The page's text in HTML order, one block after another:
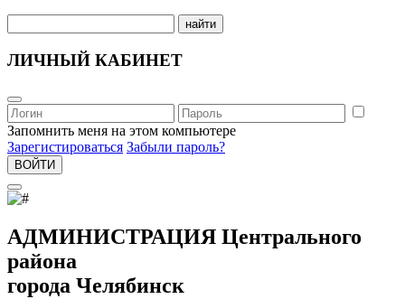
найти
ЛИЧНЫЙ КАБИНЕТ
Запомнить меня на этом компьютере
Зарегистироваться Забыли пароль?
ВОЙТИ
АДМИНИСТРАЦИЯ Центрального
района
города Челябинск